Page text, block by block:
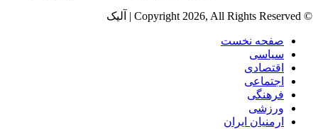
© Copyright 2026, All Rights Reserved | آلیک
صفحه نخست
سیاسی
اقتصادی
اجتماعی
فرهنگی
ورزشی
ارمنیان ایران